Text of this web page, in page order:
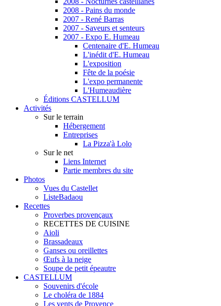
2008 - Pains du monde
2007 - René Barras
2007 - Saveurs et senteurs
2007 - Expo E. Humeau
Centenaire d'E. Humeau
L'inédit d'E. Humeau
L'exposition
Fête de la poésie
L'expo permanente
L'Humeaudière
Éditions CASTELLUM
Activités
Sur le terrain
Hébergement
Entreprises
La Pizza'à Lolo
Sur le net
Liens Internet
Partie membres du site
Photos
Vues du Castellet
ListeBadaou
Recettes
Proverbes provençaux
RECETTES DE CUISINE
Aioli
Brassadeaux
Ganses ou oreillettes
Œufs à la neige
Soupe de petit épeautre
CASTELLUM
Souvenirs d'école
Le choléra de 1884
Les vents de Provence